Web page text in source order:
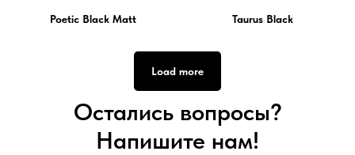
Poetic Black Matt Taurus Black
Load more
Остались вопросы?
Напишите нам!